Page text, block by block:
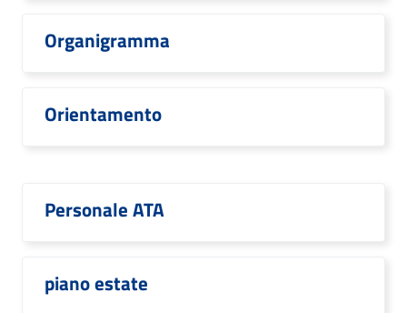
Organigramma
Orientamento
Personale ATA
piano estate